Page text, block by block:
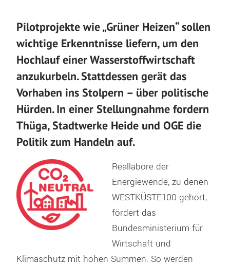
Pilotprojekte wie „Grüner Heizen“ sollen
wichtige Erkenntnisse liefern, um den
Hochlauf einer Wasserstoffwirtschaft
anzukurbeln. Stattdessen gerät das
Vorhaben ins Stolpern – über politische
Hürden. In einer Stellungnahme fordern
Thüga, Stadtwerke Heide und OGE die
Politik zum Handeln auf.
Reallabore der
Energiewende, zu denen
WESTKÜSTE100 gehört,
fördert das
Bundesministerium für
Wirtschaft und
Klimaschutz mit hohen Summen. So werden